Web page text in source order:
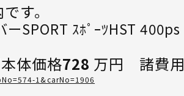
す。
SPORT ｽﾎﾟｰﾂHST 400ps
体価格728 万円 諸費用
1&carNo=1906